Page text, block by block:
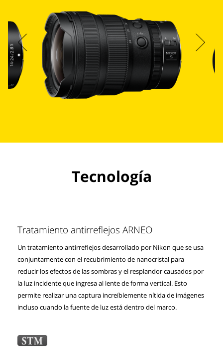
Tecnología
Tratamiento antirreflejos ARNEO
Un tratamiento antirreflejos desarrollado por Nikon que se usa
conjuntamente con el recubrimiento de nanocristal para
reducir los efectos de las sombras y el resplandor causados por
la luz incidente que ingresa al lente de forma vertical. Esto
permite realizar una captura increíblemente nítida de imágenes
incluso cuando la fuente de luz está dentro del marco.